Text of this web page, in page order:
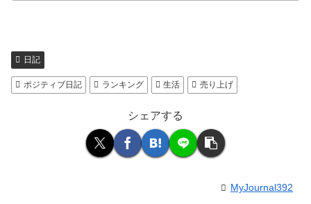
日記
ポジティブ日記 ランキング 生活 売り上げ
シェアする
MyJournal392